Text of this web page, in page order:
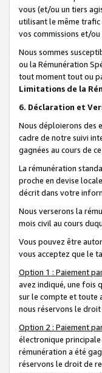
vous (et/ou un tiers
utilisant le même trafic
vos commissions et/
Nous sommes
ou la Rémunération
tout moment tout ou
Limitations de la
6. Déclaration et
Nous déploierons des
cadre de notre suivi
gagnées au cours de
La rémunération
proche en devise
décrit dans votre
Nous verserons la
mois civil au cours
Vous pouvez être
vous acceptez que le
Option 1 : Paiement
avez indiqué, une fois
sur le compte et toute
nous réservons le
Option 2 : Paiement
électronique
rémunération a été
réservons le droit de